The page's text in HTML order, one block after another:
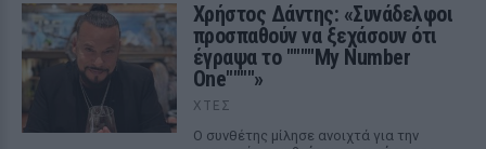
Χρήστος Δάντης: «Συνάδελφοι
προσπαθούν να ξεχάσουν ότι
έγραψα το """"My Number
One""""»
ΧΤΕΣ
Ο συνθέτης μίλησε ανοιχτά για την